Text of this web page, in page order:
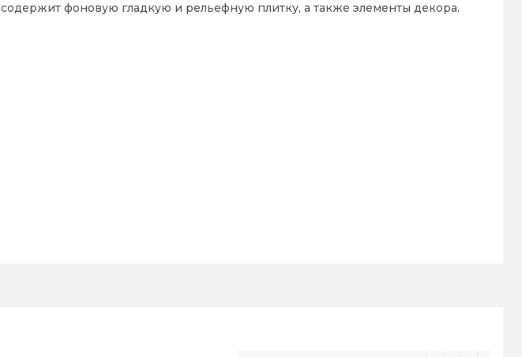
содержит фоновую гладкую и рельефную плитку, а также элементы декора.